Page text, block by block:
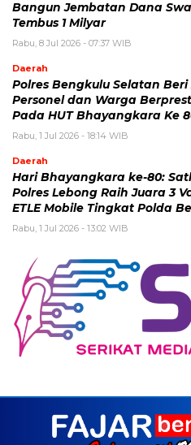
Bangun Jembatan Dana
Tembus 1 Milyar
Rabu, 8 Jul 2026 - 07:37 WIB
Daerah
Polres Bengkulu Selatan Beri
Personel dan Warga
Pada HUT Bhayangkara Ke
Rabu, 1 Jul 2026 - 18:14 WIB
Daerah
Hari Bhayangkara ke-80:
Polres Lebong Raih Juara 3
ETLE Mobile Tingkat Polda
Rabu, 1 Jul 2026 - 13:02 WIB